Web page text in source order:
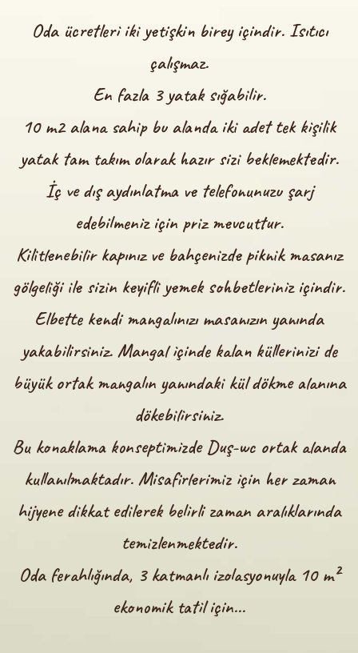
Oda ücretleri iki yetişkin birey içindir. Isıtıcı
çalışmaz.
En fazla 3 yatak sığabilir.
10 m2 alana sahip bu alanda iki adet tek kişilik
yatak tam takım olarak hazır sizi beklemektedir.
İç ve dış aydınlatma ve telefonunuzu şarj
edebilmeniz için priz mevcuttur.
Kilitlenebilir kapınız ve bahçenizde piknik masanız
gölgeliği ile sizin keyifli yemek sohbetleriniz içindir.
Elbette kendi mangalınızı masanızın yanında
yakabilirsiniz. Mangal içinde kalan küllerinizi de
büyük ortak mangalın yanındaki kül dökme alanına
dökebilirsiniz.
Bu konaklama konseptimizde Duş-wc ortak alanda
kullanılmaktadır. Misafirlerimiz için her zaman
hijyene dikkat edilerek belirli zaman aralıklarında
temizlenmektedir.
Oda ferahlığında, 3 katmanlı izolasyonuyla 10 m²
ekonomik tatil için...